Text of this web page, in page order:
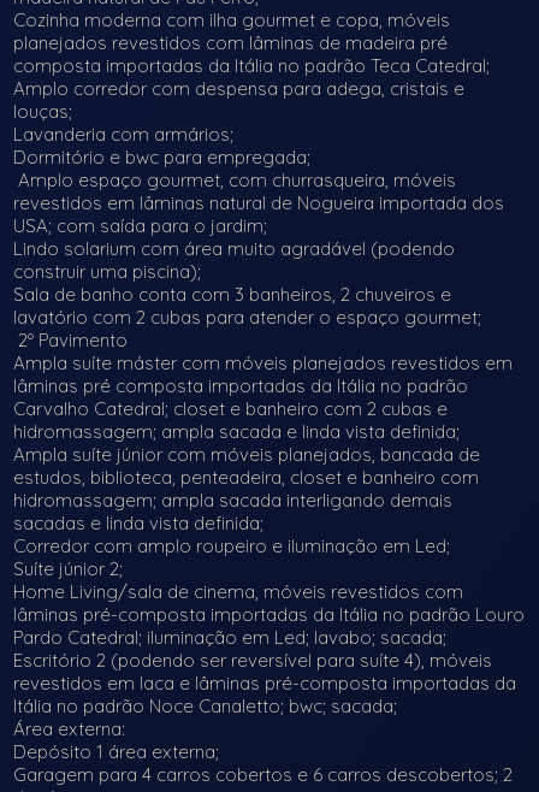
Cozinha moderna com ilha gourmet e copa, móveis
planejados revestidos com lâminas de madeira pré
composta importadas da Itália no padrão Teca Catedral;
Amplo corredor com despensa para adega, cristais e
louças;
Lavanderia com armários;
Dormitório e bwc para empregada;
Amplo espaço gourmet, com churrasqueira, móveis
revestidos em lâminas natural de Nogueira importada dos
USA; com saída para o jardim;
Lindo solarium com área muito agradável (podendo
construir uma piscina);
Sala de banho conta com 3 banheiros, 2 chuveiros e
lavatório com 2 cubas para atender o espaço gourmet;
2º Pavimento
Ampla suíte máster com móveis planejados revestidos em
lâminas pré composta importadas da Itália no padrão
Carvalho Catedral; closet e banheiro com 2 cubas e
hidromassagem; ampla sacada e linda vista definida;
Ampla suíte júnior com móveis planejados, bancada de
estudos, biblioteca, penteadeira, closet e banheiro com
hidromassagem; ampla sacada interligando demais
sacadas e linda vista definida;
Corredor com amplo roupeiro e iluminação em Led;
Suíte júnior 2;
Home Living/sala de cinema, móveis revestidos com
lâminas pré-composta importadas da Itália no padrão Louro
Pardo Catedral; iluminação em Led; lavabo; sacada;
Escritório 2 (podendo ser reversível para suíte 4), móveis
revestidos em laca e lâminas pré-composta importadas da
Itália no padrão Noce Canaletto; bwc; sacada;
Área externa:
Depósito 1 área externa;
Garagem para 4 carros cobertos e 6 carros descobertos; 2